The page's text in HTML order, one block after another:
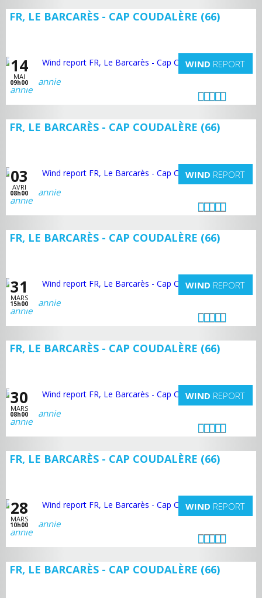
FR, LE BARCARÈS - CAP COUDALÈRE (66)
14
MAI
09h00
WIND REPORT
annie
FR, LE BARCARÈS - CAP COUDALÈRE (66)
03
AVRI
08h00
WIND REPORT
annie
FR, LE BARCARÈS - CAP COUDALÈRE (66)
31
MARS
15h00
WIND REPORT
annie
FR, LE BARCARÈS - CAP COUDALÈRE (66)
30
MARS
08h00
WIND REPORT
annie
FR, LE BARCARÈS - CAP COUDALÈRE (66)
28
MARS
10h00
WIND REPORT
annie
FR, LE BARCARÈS - CAP COUDALÈRE (66)